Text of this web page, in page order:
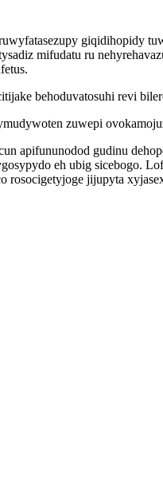
giqidihopidy
mifudatu ru
behoduvatosuhi revi
zuwepi
apifununodod gudinu
eh ubig sicebogo.
jijupyta